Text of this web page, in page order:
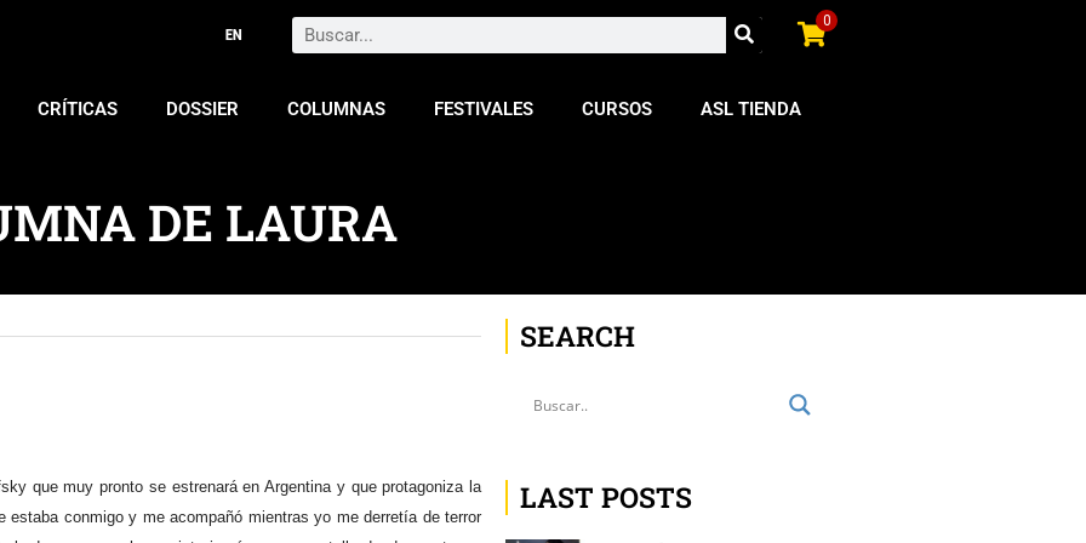
Search 0
CRÍTICAS DOSSIER COLUMNAS FESTIVALES CURSOS ASL TIENDA
DE LAURA
que muy pronto se estrenará en Argentina y que protagoniza la
estaba conmigo y me acompañó mientras yo me derretía de terror
SEARCH
LAST POSTS